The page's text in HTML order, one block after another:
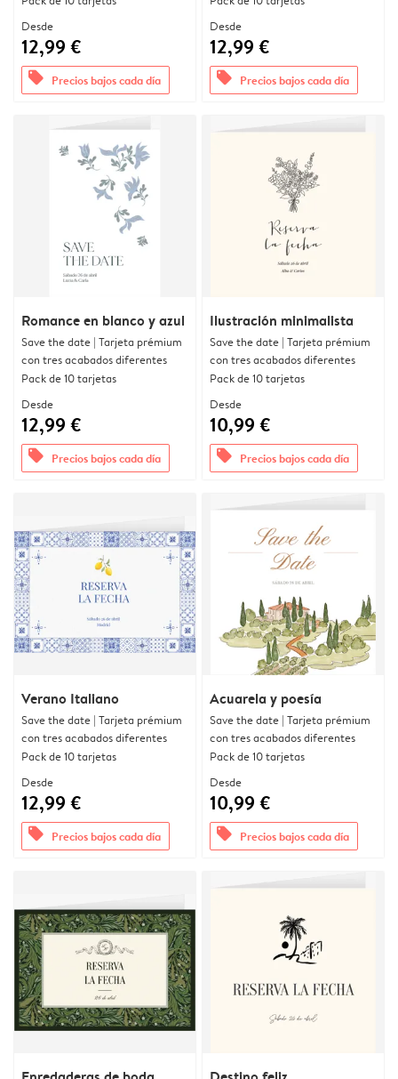
Desde
12,99 €
offers Precios bajos cada día
Desde
12,99 €
offers Precios bajos cada día
Romance en blanco y azul
Save the date | Tarjeta prémium
con tres acabados diferentes
Pack de 10 tarjetas
Desde
12,99 €
offers Precios bajos cada día
Ilustración minimalista
Save the date | Tarjeta prémium
con tres acabados diferentes
Pack de 10 tarjetas
Desde
10,99 €
offers Precios bajos cada día
Verano Italiano
Save the date | Tarjeta prémium
con tres acabados diferentes
Pack de 10 tarjetas
Desde
12,99 €
offers Precios bajos cada día
Acuarela y poesía
Save the date | Tarjeta prémium
con tres acabados diferentes
Pack de 10 tarjetas
Desde
10,99 €
offers Precios bajos cada día